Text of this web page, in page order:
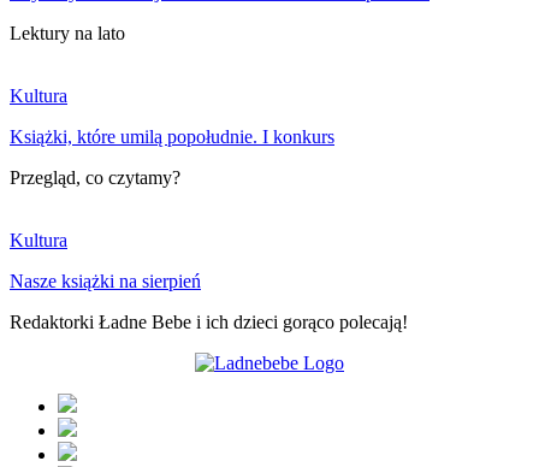
Lektury na lato
Kultura
Książki, które umilą popołudnie. I konkurs
Przegląd, co czytamy?
Kultura
Nasze książki na sierpień
Redaktorki Ładne Bebe i ich dzieci gorąco polecają!